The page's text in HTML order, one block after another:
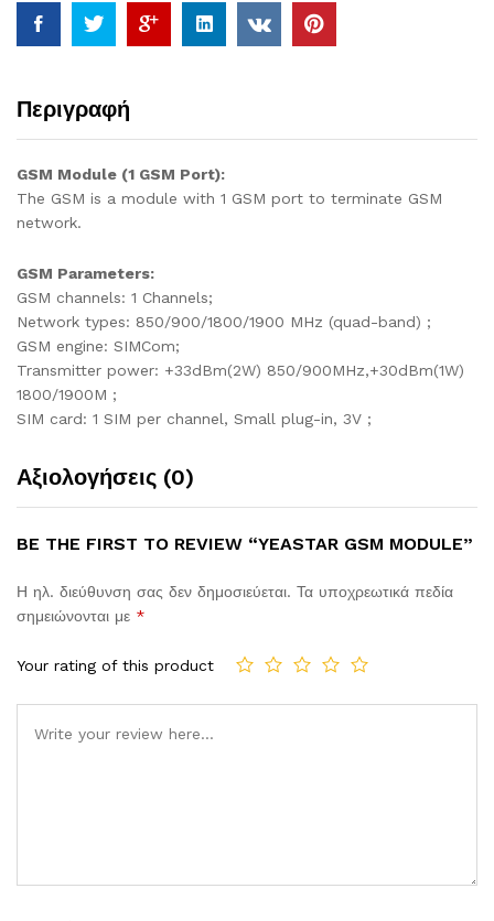
Περιγραφή
GSM Module (1 GSM Port):
The GSM is a module with 1 GSM port to terminate GSM
network.
GSM Parameters:
GSM channels: 1 Channels;
Network types: 850/900/1800/1900 MHz (quad-band) ;
GSM engine: SIMCom;
Transmitter power: +33dBm(2W) 850/900MHz,+30dBm(1W)
1800/1900M ;
SIM card: 1 SIM per channel, Small plug-in, 3V ;
Αξιολογήσεις (0)
BE THE FIRST TO REVIEW “YEASTAR GSM MODULE”
Η ηλ. διεύθυνση σας δεν δημοσιεύεται. Τα υποχρεωτικά πεδία
σημειώνονται με *
Your rating of this product